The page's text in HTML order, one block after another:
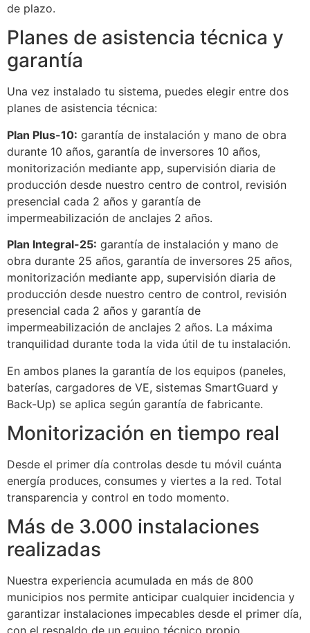
de plazo.
Planes de asistencia técnica y
garantía
Una vez instalado tu sistema, puedes elegir entre dos
planes de asistencia técnica:
Plan Plus-10: garantía de instalación y mano de obra
durante 10 años, garantía de inversores 10 años,
monitorización mediante app, supervisión diaria de
producción desde nuestro centro de control, revisión
presencial cada 2 años y garantía de
impermeabilización de anclajes 2 años.
Plan Integral-25: garantía de instalación y mano de
obra durante 25 años, garantía de inversores 25 años,
monitorización mediante app, supervisión diaria de
producción desde nuestro centro de control, revisión
presencial cada 2 años y garantía de
impermeabilización de anclajes 2 años. La máxima
tranquilidad durante toda la vida útil de tu instalación.
En ambos planes la garantía de los equipos (paneles,
baterías, cargadores de VE, sistemas SmartGuard y
Back-Up) se aplica según garantía de fabricante.
Monitorización en tiempo real
Desde el primer día controlas desde tu móvil cuánta
energía produces, consumes y viertes a la red. Total
transparencia y control en todo momento.
Más de 3.000 instalaciones
realizadas
Nuestra experiencia acumulada en más de 800
municipios nos permite anticipar cualquier incidencia y
garantizar instalaciones impecables desde el primer día,